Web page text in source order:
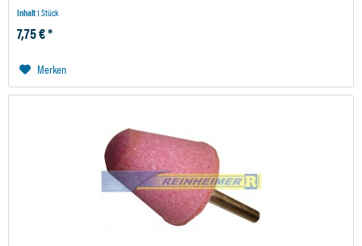
Inhalt1 Stück
7,75 € *
Merken